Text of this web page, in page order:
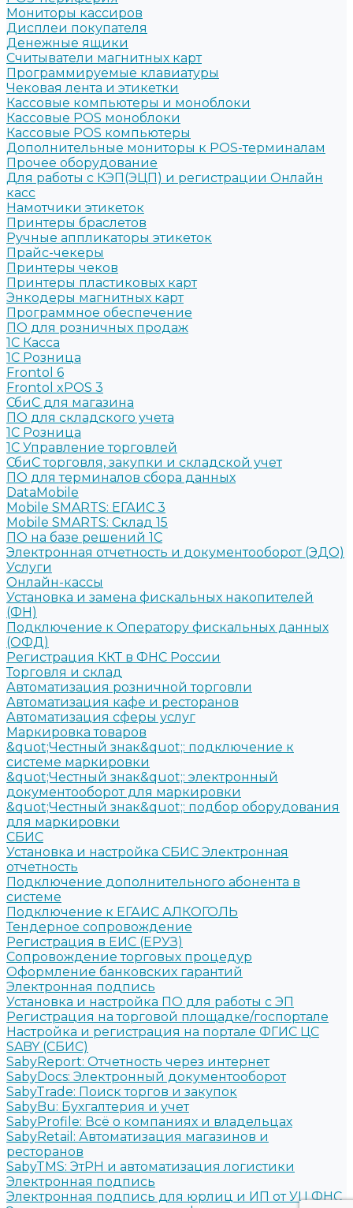
Мониторы кассиров
Дисплеи покупателя
Денежные ящики
Считыватели магнитных карт
Программируемые клавиатуры
Чековая лента и этикетки
Кассовые компьютеры и моноблоки
Кассовые POS моноблоки
Кассовые POS компьютеры
Дополнительные мониторы к POS-терминалам
Прочее оборудование
Для работы с КЭП(ЭЦП) и регистрации Онлайн
касс
Намотчики этикеток
Принтеры браслетов
Ручные аппликаторы этикеток
Прайс-чекеры
Принтеры чеков
Принтеры пластиковых карт
Энкодеры магнитных карт
Программное обеспечение
ПО для розничных продаж
1C Касса
1С Розница
Frontol 6
Frontol xPOS 3
СбиС для магазина
ПО для складского учета
1C Розница
1С Управление торговлей
СбиС торговля, закупки и складской учет
ПО для терминалов сбора данных
DataMobile
Mobile SMARTS: ЕГАИС 3
Mobile SMARTS: Склад 15
ПО на базе решений 1С
Электронная отчетность и документооборот (ЭДО)
Услуги
Онлайн-кассы
Установка и замена фискальных накопителей
(ФН)
Подключение к Оператору фискальных данных
(ОФД)
Регистрация ККТ в ФНС России
Торговля и склад
Автоматизация розничной торговли
Автоматизация кафе и ресторанов
Автоматизация сферы услуг
Маркировка товаров
&quot;Честный знак&quot;: подключение к
системе маркировки
&quot;Честный знак&quot;: электронный
документооборот для маркировки
&quot;Честный знак&quot;: подбор оборудования
для маркировки
СБИС
Установка и настройка СБИС Электронная
отчетность
Подключение дополнительного абонента в
системе
Подключение к ЕГАИС АЛКОГОЛЬ
Тендерное сопровождение
Регистрация в ЕИС (ЕРУЗ)
Сопровождение торговых процедур
Оформление банковских гарантий
Электронная подпись
Установка и настройка ПО для работы с ЭП
Регистрация на торговой площадке/госпортале
Настройка и регистрация на портале ФГИС ЦС
SABY (СБИС)
SabyReport: Отчетность через интернет
SabyDocs: Электронный документооборот
SabyTrade: Поиск торгов и закупок
SabyBu: Бухгалтерия и учет
SabyProfile: Всё о компаниях и владельцах
SabyRetail: Автоматизация магазинов и
ресторанов
SabyTMS: ЭтРН и автоматизация логистики
Электронная подпись
Электронная подпись для юрлиц и ИП от УЦ ФНС